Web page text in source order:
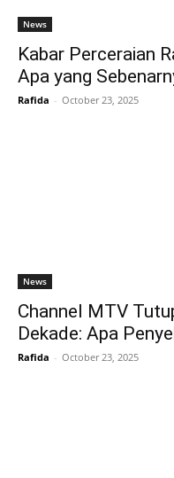
News
Kabar Perceraian
Apa yang
Rafida - October 23, 2025
News
Channel MTV
Dekade: Apa
Rafida - October 23, 2025